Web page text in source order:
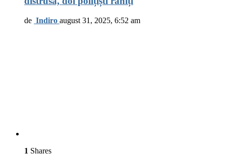
de Indiro august 31, 2025, 6:52 am
1 Shares